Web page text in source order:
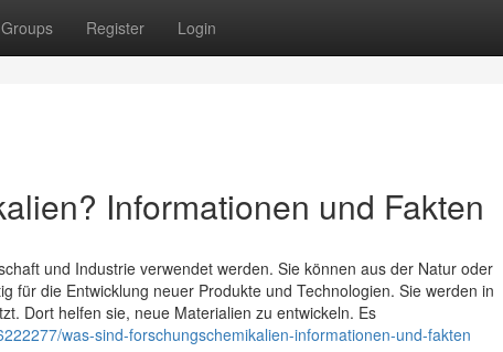
Groups Register Login
Informationen und Fakten
und Industrie verwendet werden. Sie können aus der Natur oder
für die Entwicklung neuer Produkte und Technologien. Sie werden in
Dort helfen sie, neue Materialien zu entwickeln. Es
was-sind-forschungschemikalien-informationen-und-fakten